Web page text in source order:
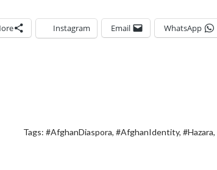
WhatsApp
Email
Instagram
Tags: #AfghanDiaspora, #AfghanIdentity, #Hazara,